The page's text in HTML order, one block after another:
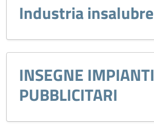
Industria insalubre
INSEGNE IMPIANTI
PUBBLICITARI